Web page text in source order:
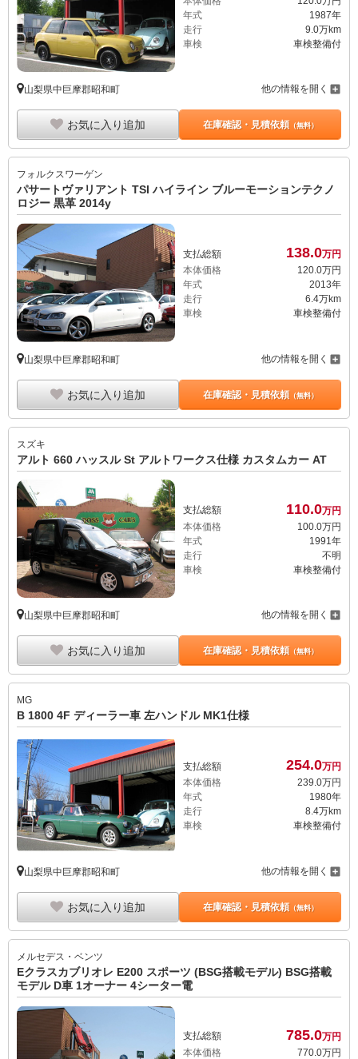
年式
1987年
走行
9.0万km
車検
車検整備付
山梨県中巨摩郡昭和町 他の情報を開く
お気に入り追加 在庫確認・見積依頼（無料）
フォルクスワーゲン
パサートヴァリアント TSI ハイライン ブルーモーションテクノ
ロジー 黒革 2014y
支払総額 138.0万円
本体価格
120.0万円
年式
2013年
走行
6.4万km
車検
車検整備付
山梨県中巨摩郡昭和町 他の情報を開く
お気に入り追加 在庫確認・見積依頼（無料）
スズキ
アルト 660 ハッスル St アルトワークス仕様 カスタムカー AT
支払総額 110.0万円
本体価格
100. 0万円
年式
1991年
走行
不明
車検
車検整備付
山梨県中巨摩郡昭和町 他の情報を開く
お気に入り追加 在庫確認・見積依頼（無料）
MG
B 1800 4F ディーラー車 左ハンドル MK1仕様
支払総額 254.0万円
本体価格
239.0万円
年式
1980年
走行
8.4万km
車検
車検整備付
山梨県中巨摩郡昭和町 他の情報を開く
お気に入り追加 在庫確認・見積依頼（無料）
メルセデス・ベンツ
Eクラスカブリオレ E200 スポーツ (BSG搭載モデル) BSG搭載
モデル D車 1オーナー 4シーター電
支払総額 785.0万円
本体価格
770. 0万円